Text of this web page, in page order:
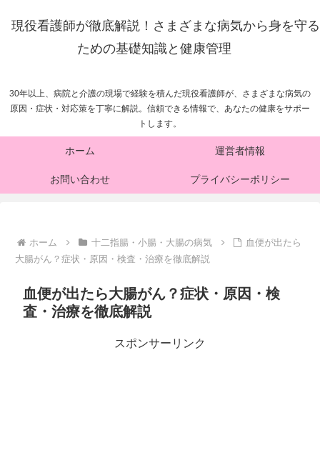
現役看護師が徹底解説！さまざまな病気から身を守る
ための基礎知識と健康管理
30年以上、病院と介護の現場で経験を積んだ現役看護師が、さまざまな病気の
原因・症状・対応策を丁寧に解説。信頼できる情報で、あなたの健康をサポー
トします。
ホーム 運営者情報
お問い合わせ プライバシーポリシー
ホーム 十二指腸・小腸・大腸の病気
血便が出たら
大腸がん？症状・原因・検査・治療を徹底解説
血便が出たら大腸がん？症状・原因・検
査・治療を徹底解説
スポンサーリンク